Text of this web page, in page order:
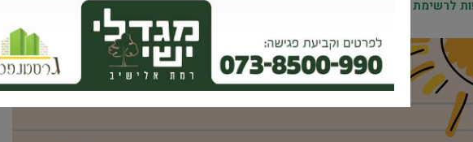
לרשימת התפוצה של מקומונט גבעת שמואל וקבלת כל העדכונים ראשונים בווטסאפ, לחץ/י